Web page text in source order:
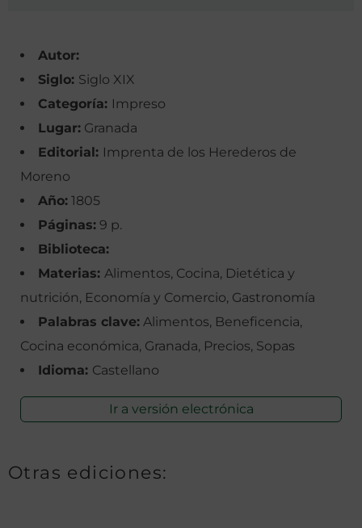
Autor:
Siglo: Siglo XIX
Categoría: Impreso
Lugar: Granada
Editorial: Imprenta de los Herederos de
Moreno
Año: 1805
Páginas: 9 p.
Biblioteca:
Materias: Alimentos, Cocina, Dietética y
nutrición, Economía y Comercio, Gastronomía
Palabras clave: Alimentos, Beneficencia,
Cocina económica, Granada, Precios, Sopas
Idioma: Castellano
Ir a versión electrónica
Otras ediciones: